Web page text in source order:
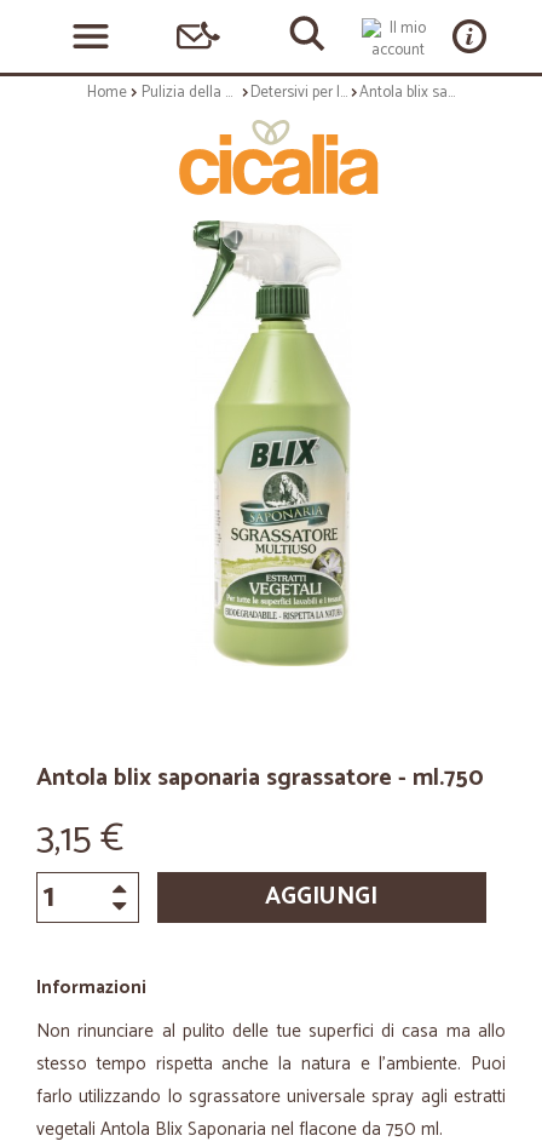
Home Pulizia della casa Detersivi per la casa Antola blix saponaria sgrassatore - ml.750
Antola blix saponaria sgrassatore - ml.750
3,15 €
AGGIUNGI
Informazioni
Non rinunciare al pulito delle tue superfici di casa ma allo
stesso tempo rispetta anche la natura e l'ambiente. Puoi
farlo utilizzando lo sgrassatore universale spray agli estratti
vegetali Antola Blix Saponaria nel flacone da 750 ml.